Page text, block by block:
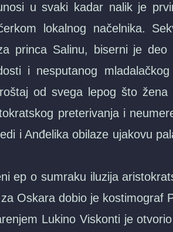
u svaki kadar nalik je
lokalnog načelnika.
princa Salinu, biserni je
i nesputanog
od svega lepog što
preterivanja i
i Anđelika obilaze ujakovu
ep o sumraku iluzija
Oskara dobio je kostimograf
Lukino Viskonti je